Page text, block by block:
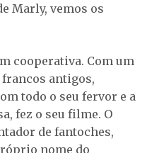
Marly, vemos os
cooperativa. Com um
francos antigos,
todo o seu fervor e a
fez o seu filme. O
de fantoches,
nome do